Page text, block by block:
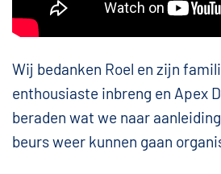
Wij bedanken Roel en zijn
enthousiaste inbreng en Apex
beraden wat we naar
beurs weer kunnen gaan